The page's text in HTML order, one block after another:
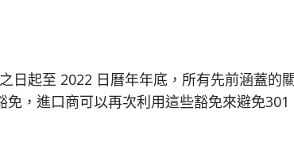
日起至 2022 日曆年年底，所有先前涵蓋的
，進口商可以再次利用這些豁免來避免301